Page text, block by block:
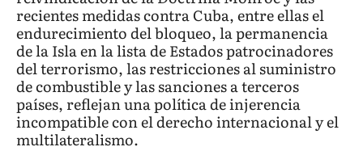
recientes medidas contra Cuba, entre ellas el
endurecimiento del bloqueo, la permanencia
de la Isla en la lista de Estados patrocinadores
del terrorismo, las restricciones al suministro
de combustible y las sanciones a terceros
países, reflejan una política de injerencia
incompatible con el derecho internacional y el
multilateralismo.